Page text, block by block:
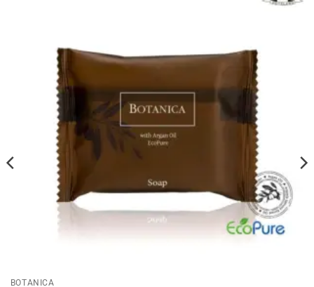
BOTANICA